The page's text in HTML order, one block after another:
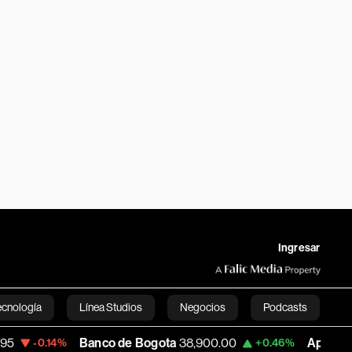
Ingresar
Línea Studios Negocios Podcasts
English
Banco de Bogota 38,900.00 +0.46% Apple 313.305